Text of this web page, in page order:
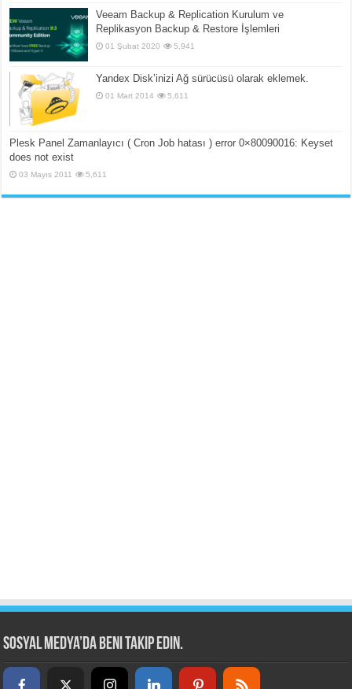
Veeam Backup & Replication Kurulum ve
Replikasyon Backup & Restore İşlemleri
01 Şubat 2020 5,941
Yandex Disk’inizi Ağ sürücüsü olarak eklemek.
01 Mart 2014 5,611
Plesk Panel Zamanlayıcı ( Cron Job hatası ) error 0×80090016: Keyset
does not exist
03 Mayıs 2011 5,611
Sosyal Medya’da beni takip edin.